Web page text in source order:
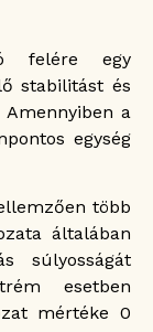
felére egy
stabilitást és
a
egység
több
általában
súlyosságát
esetben
mértéke 0